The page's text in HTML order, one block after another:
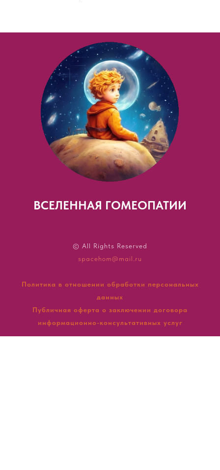
ВСЕЛЕННАЯ ГОМЕОПАТИИ
© All Rights Reserved
spacehom@mail.ru
Политика в отношении обработки персональных
данных
Публичная оферта о заключении договора
информационно-консультативных услуг